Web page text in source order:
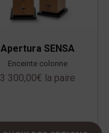
Apertura SENSA
Enceinte colonne
3 300,00€ la paire